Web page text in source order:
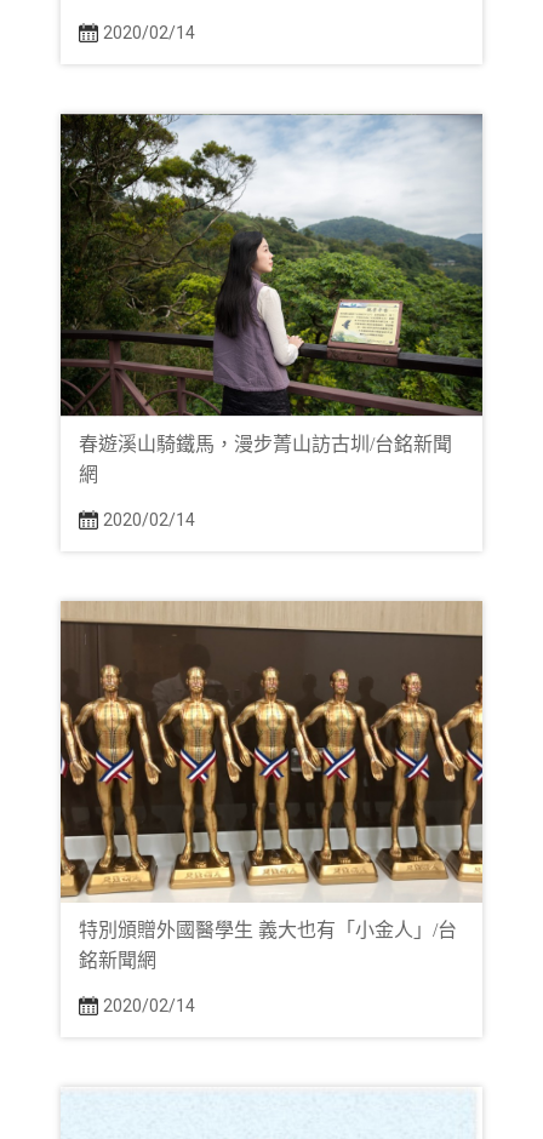
2020/02/14
春遊溪山騎鐵馬，漫步菁山訪古圳/台銘新聞
網
2020/02/14
特別頒贈外國醫學生 義大也有「小金人」/台
銘新聞網
2020/02/14